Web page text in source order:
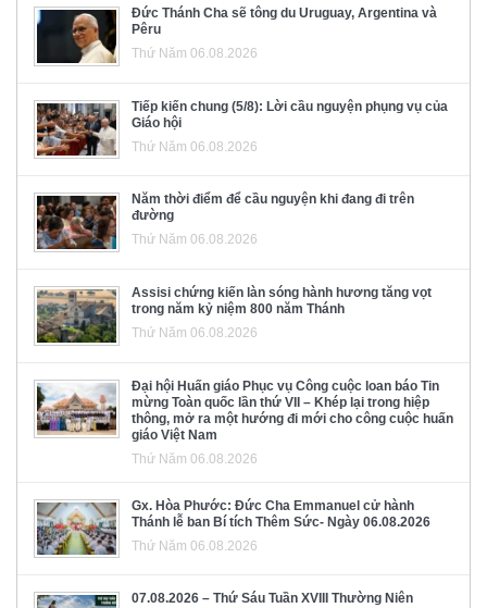
Đức Thánh Cha sẽ tông du Uruguay, Argentina và
Pêru
Thứ Năm 06.08.2026
Tiếp kiến chung (5/8): Lời cầu nguyện phụng vụ của
Giáo hội
Thứ Năm 06.08.2026
Năm thời điểm để cầu nguyện khi đang đi trên
đường
Thứ Năm 06.08.2026
Assisi chứng kiến làn sóng hành hương tăng vọt
trong năm kỷ niệm 800 năm Thánh
Thứ Năm 06.08.2026
Đại hội Huấn giáo Phục vụ Công cuộc loan báo Tin
mừng Toàn quốc lần thứ VII – Khép lại trong hiệp
thông, mở ra một hướng đi mới cho công cuộc huấn
giáo Việt Nam
Thứ Năm 06.08.2026
Gx. Hòa Phước: Đức Cha Emmanuel cử hành
Thánh lễ ban Bí tích Thêm Sức- Ngày 06.08.2026
Thứ Năm 06.08.2026
07.08.2026 – Thứ Sáu Tuần XVIII Thường Niên